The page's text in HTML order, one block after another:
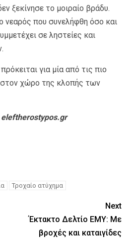
ξεκίνησε το μοιραίο βράδυ.
νεαρός που συνελήφθη όσο και
σε ληστείες και
για μία από τις πιο
χώρο της κλοπής των
eleftherostypos.gr
Τροχαίο ατύχημα
Next
Έκτακτο Δελτίο ΕΜΥ: Με
βροχές και καταιγίδες